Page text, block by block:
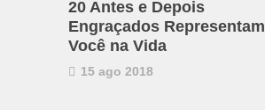
20 Antes e Depois
Engraçados Representam
Você na Vida
15 ago 2018